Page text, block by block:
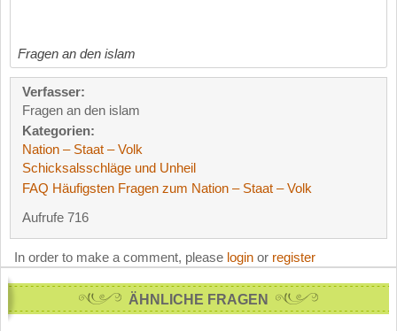
Fragen an den islam
Verfasser:
Fragen an den islam
Kategorien:
Nation – Staat – Volk
Schicksalsschläge und Unheil
FAQ Häufigsten Fragen zum Nation – Staat – Volk
Aufrufe 716
In order to make a comment, please login or register
ÄHNLICHE FRAGEN